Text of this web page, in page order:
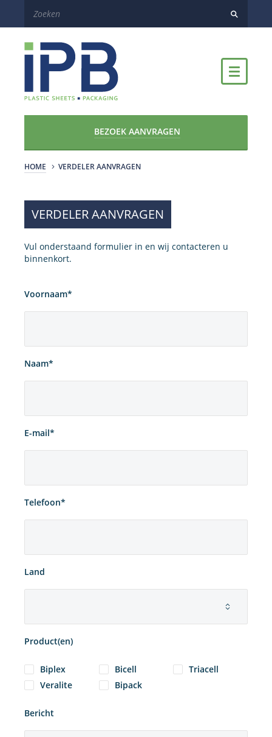
BEZOEK AANVRAGEN
HOME VERDELER AANVRAGEN
VERDELER AANVRAGEN
Vul onderstaand formulier in en wij contacteren u
binnenkort.
Voornaam*
Naam*
E-mail*
Telefoon*
Land
Product(en)
Biplex Bicell
Triacell
Veralite
Bipack
Bericht